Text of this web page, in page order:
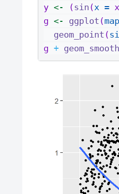
y <- (sin (x =
g <- ggplot (
geom_point (
g + geom_smooth